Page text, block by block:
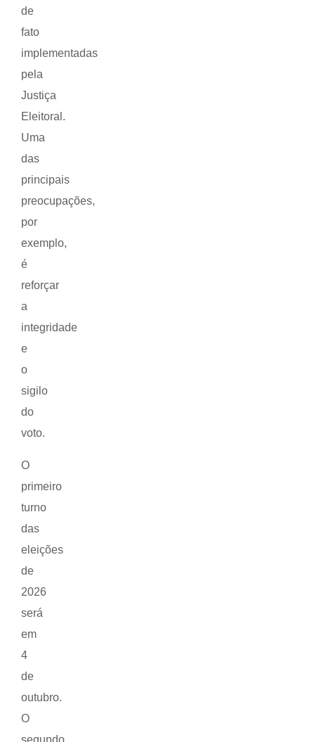
de
fato
implementadas
pela
Justiça
Eleitoral.
Uma
das
principais
preocupações,
por
exemplo,
é
reforçar
a
integridade
e
o
sigilo
do
voto.
O
primeiro
turno
das
eleições
de
2026
será
em
4
de
outubro.
O
segundo